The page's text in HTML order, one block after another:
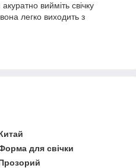
вийміть свічку
легко виходить з
для свічки